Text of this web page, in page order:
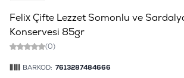
Felix Çifte Lezzet Somonlu ve
Konservesi 85gr
(0)
BARKOD: 7613287484666